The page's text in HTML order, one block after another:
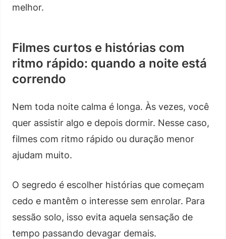
melhor.
Filmes curtos e histórias com
ritmo rápido: quando a noite está
correndo
Nem toda noite calma é longa. Às vezes, você
quer assistir algo e depois dormir. Nesse caso,
filmes com ritmo rápido ou duração menor
ajudam muito.
O segredo é escolher histórias que começam
cedo e mantêm o interesse sem enrolar. Para
sessão solo, isso evita aquela sensação de
tempo passando devagar demais.